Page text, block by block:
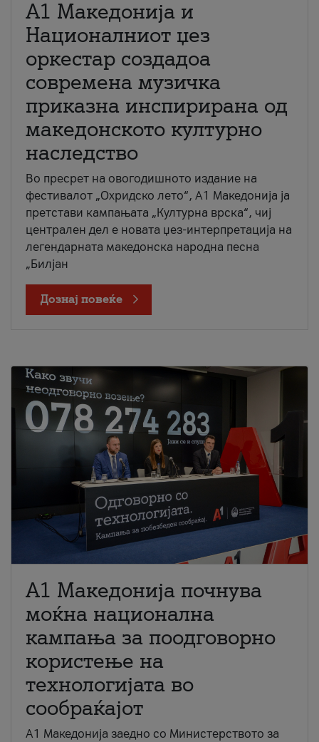
А1 Македонија и
Националниот џез
оркестар создадоа
современа музичка
приказна инспирирана од
македонското културно
наследство
Во пресрет на овогодишното издание на
фестивалот „Охридско лето“, А1 Македонија ја
претстави кампањата „Културна врска“, чиј
централен дел е новата џез-интерпретација на
легендарната македонска народна песна
„Билјан
Дознај повеќе
A1 Македонија почнува
моќна национална
кампања за поодговорно
користење на
технологијата во
сообраќајот
A1 Македонија заедно со Министерството за